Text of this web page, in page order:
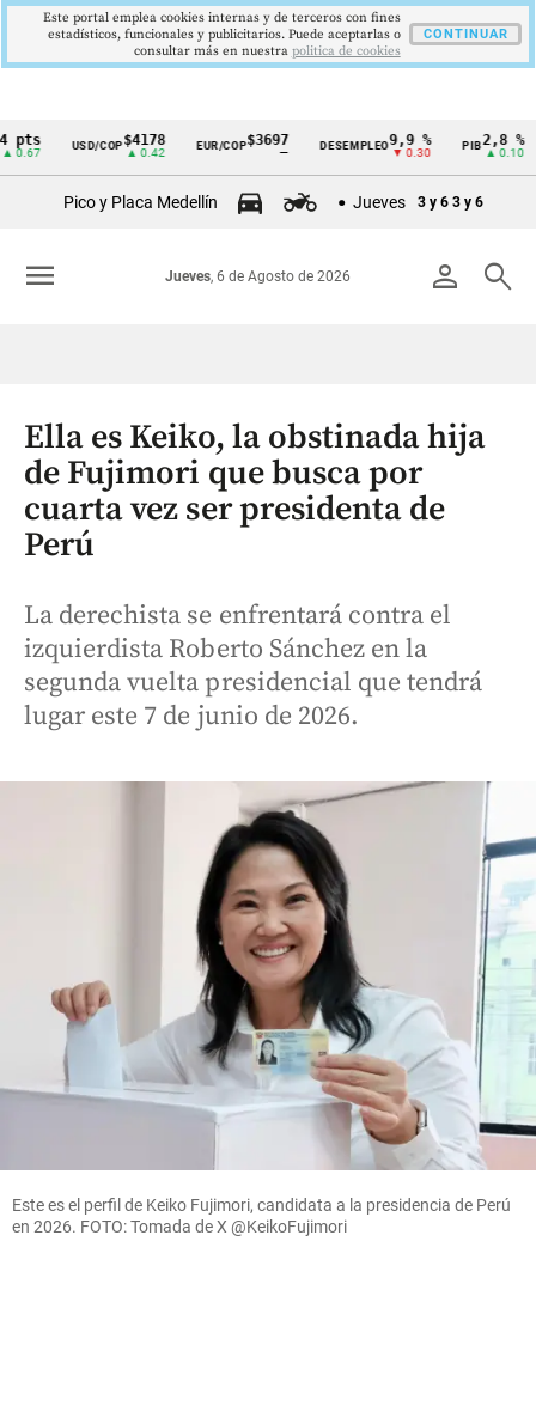
Cintillo
Colombia
USD/COP$4178
▲ 0.42
EUR/COP$3697
—
DESEMPLEO9,9 %
▼ 0.30
PIB 2,8 %
▲ 0.10
Pico y Placa Medellín Jueves 3 y 6 3 y 6
person search
Jueves, 6 de Agosto de 2026
menu
Ella es Keiko, la obstinada hija
de Fujimori que busca por
cuarta vez ser presidenta de
Perú
La derechista se enfrentará contra el
izquierdista Roberto Sánchez en la
segunda vuelta presidencial que tendrá
lugar este 7 de junio de 2026.
Este es el perfil de Keiko Fujimori, candidata a la presidencia de Perú
en 2026. FOTO: Tomada de X @KeikoFujimori
Este portal emplea cookies internas y de terceros con fines
estadísticos, funcionales y publicitarios. Puede aceptarlas o
consultar más en nuestra politica de cookies
CONTINUAR